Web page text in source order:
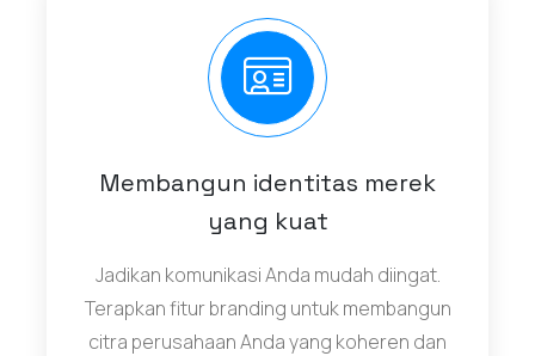
Membangun identitas merek
yang kuat
Jadikan komunikasi Anda mudah diingat.
Terapkan fitur branding untuk membangun
citra perusahaan Anda yang koheren dan